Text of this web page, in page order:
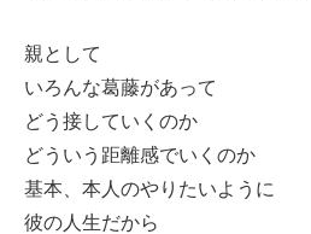
親として
いろんな葛藤があって
どう接していくのか
どういう距離感でいくのか
基本、本人のやりたいように
彼の人生だから